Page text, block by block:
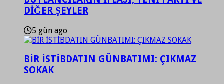
DİĞER ŞEYLER
5 gün ago
BİR İSTİBDATIN GÜNBATIMI: ÇIKMAZ
SOKAK